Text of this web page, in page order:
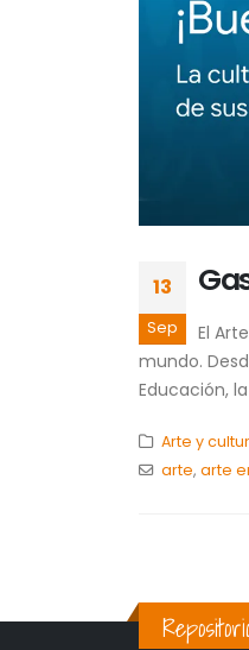
13
Sep
El
mundo.
Educación,
Arte y
arte, arte